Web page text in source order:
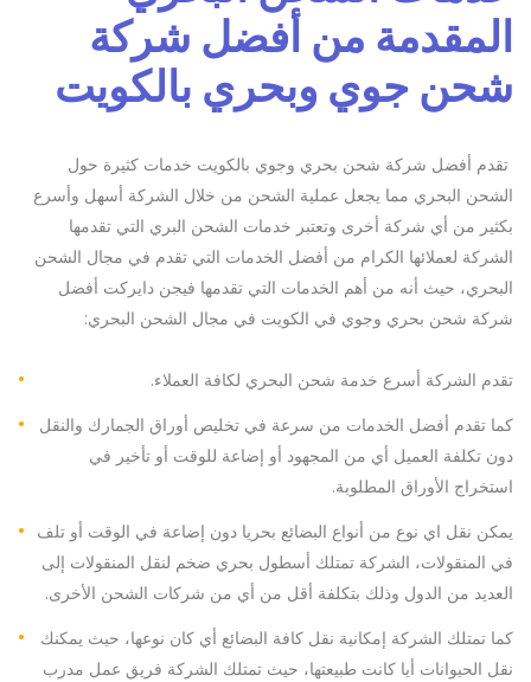
المقدمة من أفضل شركة
شحن جوي وبحري بالكويت
تقدم أفضل شركة شحن بحري وجوي بالكويت خدمات كثيرة حول
الشحن البحري مما يجعل عملية الشحن من خلال الشركة أسهل وأسرع
بكثير من أي شركة أخرى وتعتبر خدمات الشحن البري التي تقدمها
الشركة لعملائها الكرام من أفضل الخدمات التي تقدم في مجال الشحن
البحري، حيث أنه من أهم الخدمات التي تقدمها فيجن دايركت أفضل
شركة شحن بحري وجوي في الكويت في مجال الشحن البحري:
تقدم الشركة أسرع خدمة شحن البحري لكافة العملاء.
كما تقدم أفضل الخدمات من سرعة في تخليص أوراق الجمارك والنقل
دون تكلفة العميل أي من المجهود أو إضاعة للوقت أو تأخير في
استخراج الأوراق المطلوبة.
يمكن نقل اي نوع من أنواع البضائع بحريا دون إضاعة في الوقت أو تلف
في المنقولات، الشركة تمتلك أسطول بحري ضخم لنقل المنقولات إلى
العديد من الدول وذلك بتكلفة أقل من أي من شركات الشحن الأخرى.
كما تمتلك الشركة إمكانية نقل كافة البضائع أي كان نوعها، حيث يمكنك
نقل الحيوانات أيا كانت طبيعتها، حيث تمتلك الشركة فريق عمل مدرب